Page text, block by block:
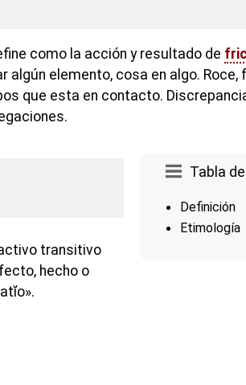
como la acción y resultado de
algún elemento, cosa en algo.
que esta en contacto.
Tabla
Definición
Etimología
transitivo
hecho o